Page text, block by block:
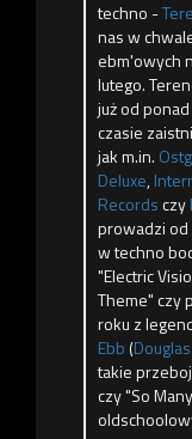
techno -
nas w
ebm'owych
lutego.
już od
czasie
jak m.in.
Deluxe,
Recordsczy
prowadzi od
w techno
"Electric
Theme" czy
roku z
Ebb (
takie
czy "So